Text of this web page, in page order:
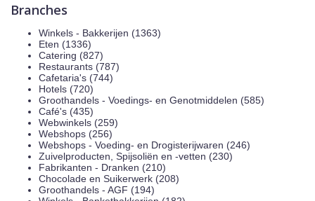
Branches
Winkels - Bakkerijen (1363)
Eten (1336)
Catering (827)
Restaurants (787)
Cafetaria's (744)
Hotels (720)
Groothandels - Voedings- en Genotmiddelen (585)
Café's (435)
Webwinkels (259)
Webshops (256)
Webshops - Voeding- en Drogisterijwaren (246)
Zuivelproducten, Spijsoliën en -vetten (230)
Fabrikanten - Dranken (210)
Chocolade en Suikerwerk (208)
Groothandels - AGF (194)